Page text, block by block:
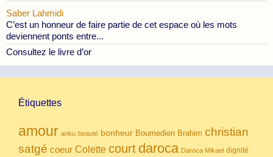
Saber Lahmidi
C’est un honneur de faire partie de cet espace où les mots
deviennent ponts entre...
Consultez le livre d’or
Étiquettes
amour anku beauté bonheur Boumedien Brahim christian
satgé coeur Colette court daroca Daroca Mikael dignité